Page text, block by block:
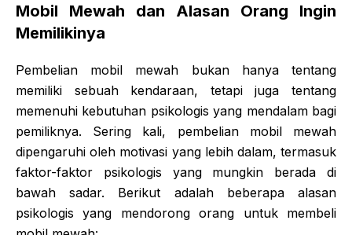
Mobil Mewah dan Alasan Orang Ingin
Memilikinya
Pembelian mobil mewah bukan hanya tentang
memiliki sebuah kendaraan, tetapi juga tentang
memenuhi kebutuhan psikologis yang mendalam bagi
pemiliknya. Sering kali, pembelian mobil mewah
dipengaruhi oleh motivasi yang lebih dalam, termasuk
faktor-faktor psikologis yang mungkin berada di
bawah sadar. Berikut adalah beberapa alasan
psikologis yang mendorong orang untuk membeli